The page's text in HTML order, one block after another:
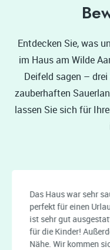
Entdecken Sie, was
im Haus am Wilde
Deifeld sagen –
zauberhaften
lassen Sie sich für
Das Haus war sehr
perfekt für einen
ist sehr gut
für die Kinder!
Nähe. Wir kommen